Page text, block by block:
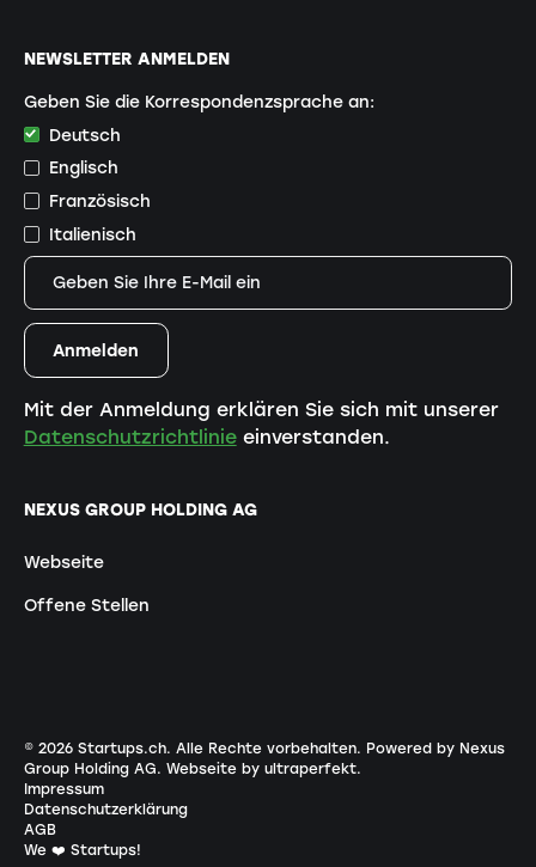
NEXUS GROUP HOLDING AG
Webseite
Offene Stellen
NEWSLETTER ANMELDEN
Geben Sie die Korrespondenzsprache an:
Deutsch
Englisch
Französisch
Italienisch
Mit der Anmeldung erklären Sie sich mit unserer
Datenschutzrichtlinieeinverstanden.
© 2026Startups.ch. Alle Rechte vorbehalten. Powered by Nexus
Group Holding AG. Webseite by ultraperfekt.
Impressum
Datenschutzerklärung
AGB
We ❤️ Startups!